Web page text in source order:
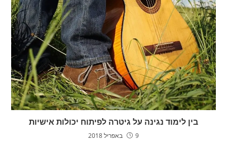
בין לימוד נגינה על גיטרה לפיתוח יכולות אישיות
9 באפריל 2018